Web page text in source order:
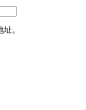
。